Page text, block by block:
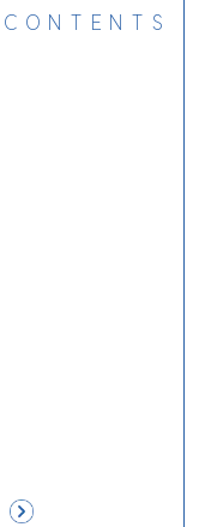
CONTENTS